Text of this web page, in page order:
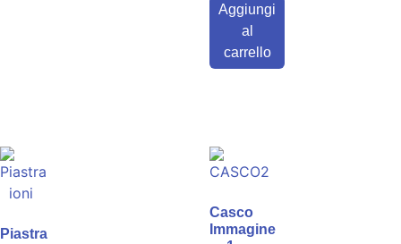
Aggiungi
al
carrello
Piastra
Casco
Immagine